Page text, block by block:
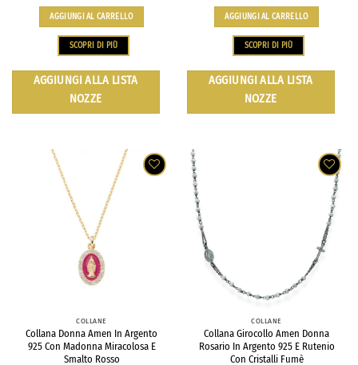
AGGIUNGI AL CARRELLO
SCOPRI DI PIÙ
AGGIUNGI ALLA LISTA
NOZZE
AGGIUNGI AL CARRELLO
SCOPRI DI PIÙ
AGGIUNGI ALLA LISTA
NOZZE
COLLANE
Collana Donna Amen In Argento
925 Con Madonna Miracolosa E
Smalto Rosso
COLLANE
Collana Girocollo Amen Donna
Rosario In Argento 925 E Rutenio
Con Cristalli Fumè